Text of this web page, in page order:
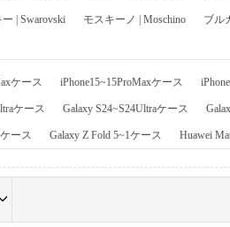
| Swarovski モスキーノ | Moschino ブル
ケース iPhone15~15ProMaxケース
ケース Galaxy S24~S24Ultraケース
ース Galaxy Z Fold 5~1ケース Huawei